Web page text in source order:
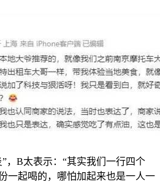
，B太表示：“其实我们一行四个
一起喝的，哪怕加起来也是一人一